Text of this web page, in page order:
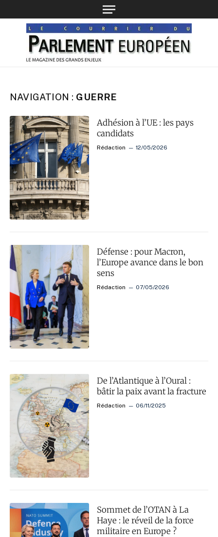
NAVIGATION : GUERRE
Adhésion à l’UE : les pays
candidats
Rédaction 12/05/2026
Défense : pour Macron,
l’Europe avance dans le bon
sens
Rédaction 07/05/2026
De l’Atlantique à l’Oural :
bâtir la paix avant la fracture
Rédaction 06/11/2025
Sommet de l’OTAN à La
Haye : le réveil de la force
militaire en Europe ?